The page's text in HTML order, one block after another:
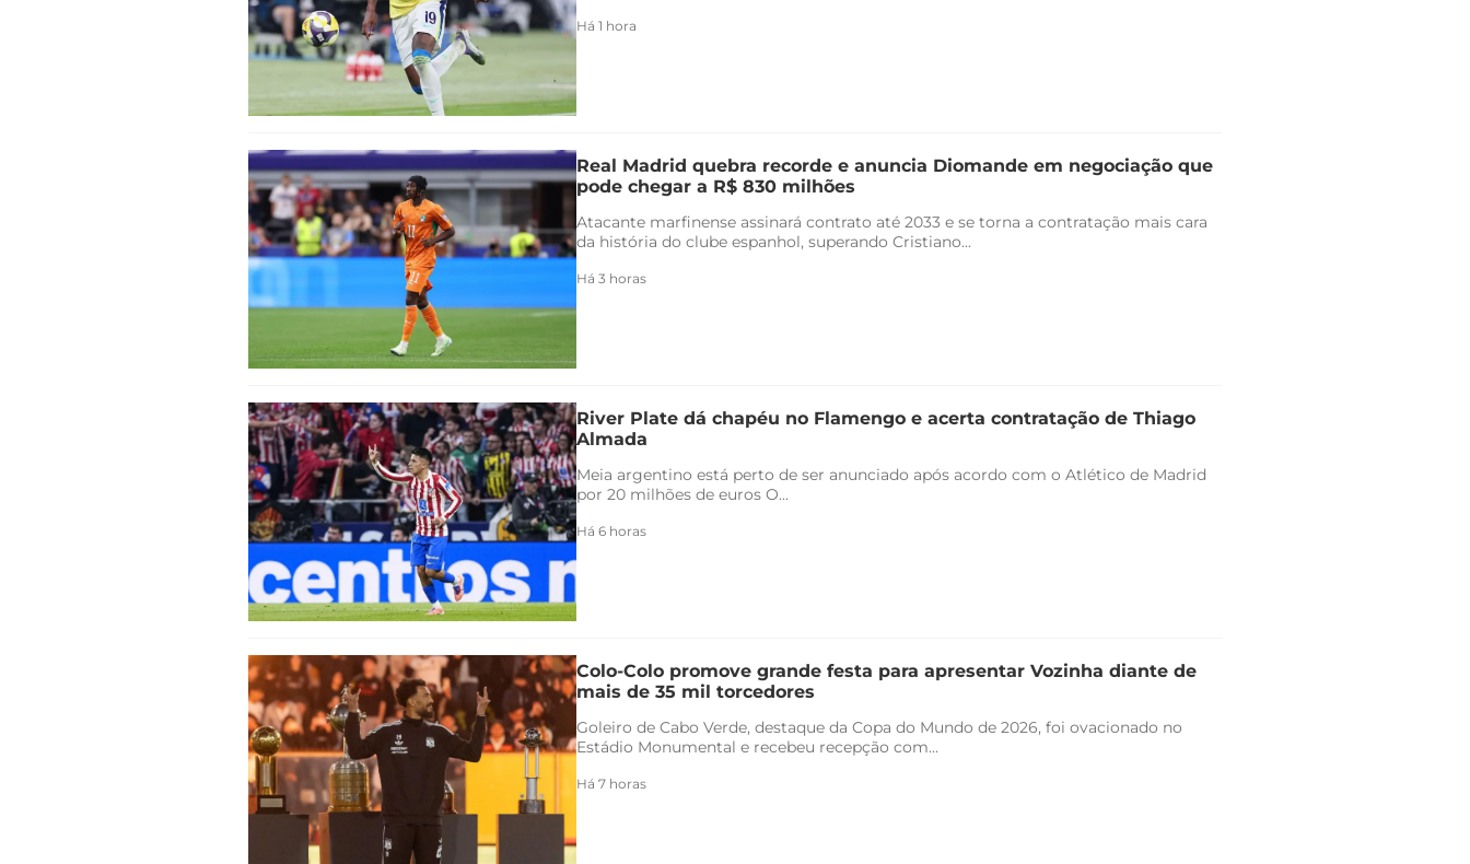
Há 1 hora
Real Madrid quebra recorde e anuncia Diomande em negociação que
pode chegar a R$ 830 milhões
Atacante marfinense assinará contrato até 2033 e se torna a contratação mais cara
da história do clube espanhol, superando Cristiano...
Há 3 horas
River Plate dá chapéu no Flamengo e acerta contratação de Thiago
Almada
Meia argentino está perto de ser anunciado após acordo com o Atlético de Madrid
por 20 milhões de euros O...
Há 6 horas
Colo-Colo promove grande festa para apresentar Vozinha diante de
mais de 35 mil torcedores
Goleiro de Cabo Verde, destaque da Copa do Mundo de 2026, foi ovacionado no
Estádio Monumental e recebeu recepção com...
Há 7 horas